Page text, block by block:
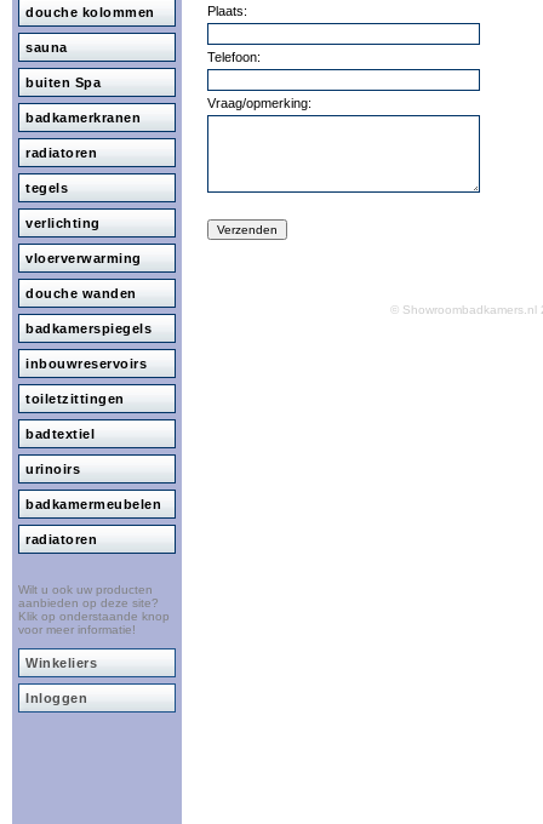
douche kolommen
sauna
buiten Spa
badkamerkranen
radiatoren
tegels
verlichting
vloerverwarming
douche wanden
badkamerspiegels
inbouwreservoirs
toiletzittingen
badtextiel
urinoirs
badkamermeubelen
radiatoren
Wilt u ook uw producten
aanbieden op deze site?
Klik op onderstaande knop
voor meer informatie!
Winkeliers
Inloggen
Plaats:
Telefoon:
Vraag/opmerking:
©